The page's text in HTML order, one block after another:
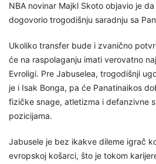
NBA novinar Majkl Skoto objavio je
dogovorio trogodišnju saradnju sa
Ukoliko transfer bude i zvanično
će na raspolaganju imati verovatno
Evroligi. Pre Jabuselea, trogodišnji
je i Isak Bonga, pa će Panatinaikos
fizičke snage, atletizma i defanzivne
pozicijama.
Jabusele je bez ikakve dileme igrač
evropskoj košarci, što je tokom